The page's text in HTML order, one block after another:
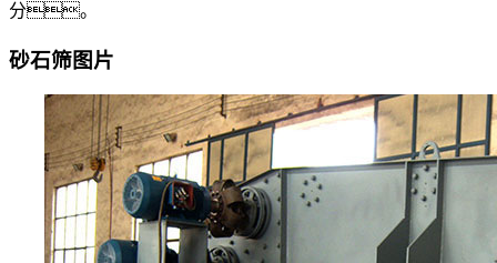
分。
砂石筛图片